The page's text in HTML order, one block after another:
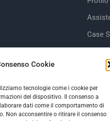
Cookie
tecnologie come i cookie per
del dispositivo. Il consenso a
dati come il comportamento di
Non acconsentire o ritirare il consenso
Case
Clienti